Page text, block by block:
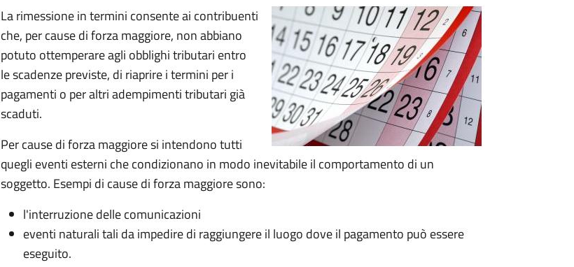
La rimessione in termini consente ai contribuenti
che, per cause di forza maggiore, non abbiano
potuto ottemperare agli obblighi tributari entro
le scadenze previste, di riaprire i termini per i
pagamenti o per altri adempimenti tributari già
scaduti.
Per cause di forza maggiore si intendono tutti
quegli eventi esterni che condizionano in modo inevitabile il comportamento di un
soggetto. Esempi di cause di forza maggiore sono:
l'interruzione delle comunicazioni
eventi naturali tali da impedire di raggiungere il luogo dove il pagamento può essere
eseguito.